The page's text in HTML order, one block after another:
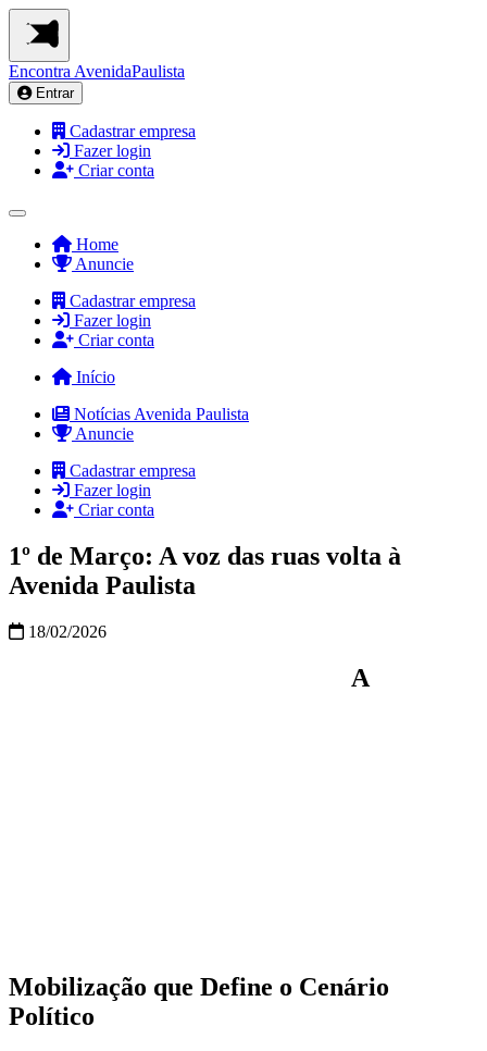
Encontra AvenidaPaulista
Entrar
Cadastrar empresa
Fazer login
Criar conta
Home
Anuncie
Cadastrar empresa
Fazer login
Criar conta
Início
Notícias Avenida Paulista
Anuncie
Cadastrar empresa
Fazer login
Criar conta
1º de Março: A voz das ruas volta à
Avenida Paulista
18/02/2026
A
Mobilização que Define o Cenário
Político